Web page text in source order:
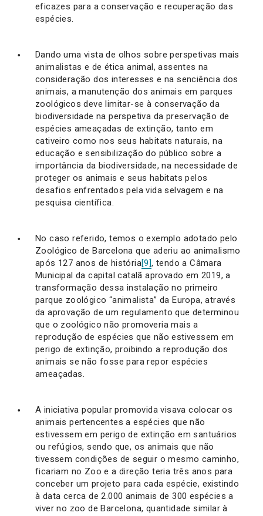
eficazes para a conservação e recuperação das
espécies.
Dando uma vista de olhos sobre perspetivas mais
animalistas e de ética animal, assentes na
consideração dos interesses e na senciência dos
animais, a manutenção dos animais em parques
zoológicos deve limitar-se à conservação da
biodiversidade na perspetiva da preservação de
espécies ameaçadas de extinção, tanto em
cativeiro como nos seus habitats naturais, na
educação e sensibilização do público sobre a
importância da biodiversidade, na necessidade de
proteger os animais e seus habitats pelos
desafios enfrentados pela vida selvagem e na
pesquisa científica.
No caso referido, temos o exemplo adotado pelo
Zoológico de Barcelona que aderiu ao animalismo
após 127 anos de história[9], tendo a Câmara
Municipal da capital catalã aprovado em 2019, a
transformação dessa instalação no primeiro
parque zoológico “animalista” da Europa, através
da aprovação de um regulamento que determinou
que o zoológico não promoveria mais a
reprodução de espécies que não estivessem em
perigo de extinção, proibindo a reprodução dos
animais se não fosse para repor espécies
ameaçadas.
A iniciativa popular promovida visava colocar os
animais pertencentes a espécies que não
estivessem em perigo de extinção em santuários
ou refúgios, sendo que, os animais que não
tivessem condições de seguir o mesmo caminho,
ficariam no Zoo e a direção teria três anos para
conceber um projeto para cada espécie, existindo
à data cerca de 2.000 animais de 300 espécies a
viver no zoo de Barcelona, quantidade similar à